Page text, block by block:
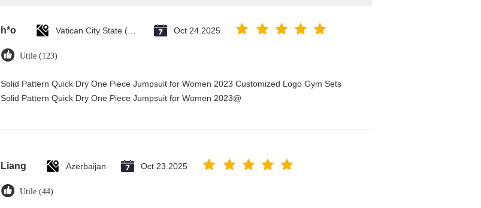
h*o Oct 24.2025
Utile (123)
Solid Pattern Quick Dry One Piece Jumpsuit for Women 2023 Customized Logo Gym Sets
Solid Pattern Quick Dry One Piece Jumpsuit for Women 2023@
Liang Azerbaijan Oct 23.2025
Utile (44)